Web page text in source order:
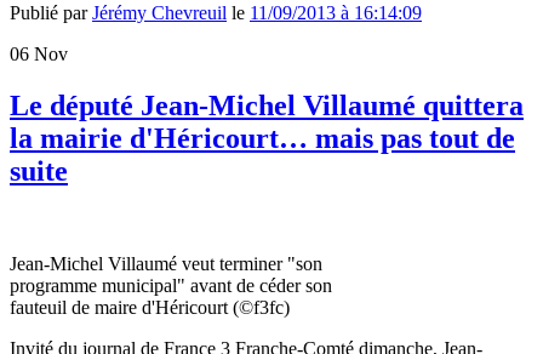
Publié parJérémy Chevreuil le 11/09/2013 à 16:14:09
06 Nov
Le député Jean-Michel Villaumé quittera
la mairie d'Héricourt… mais pas tout de
suite
Jean-Michel Villaumé veut terminer "son
programme municipal" avant de céder son
fauteuil de maire d'Héricourt (©f3fc)
Invité du journal de France 3 Franche-Comté dimanche, Jean-